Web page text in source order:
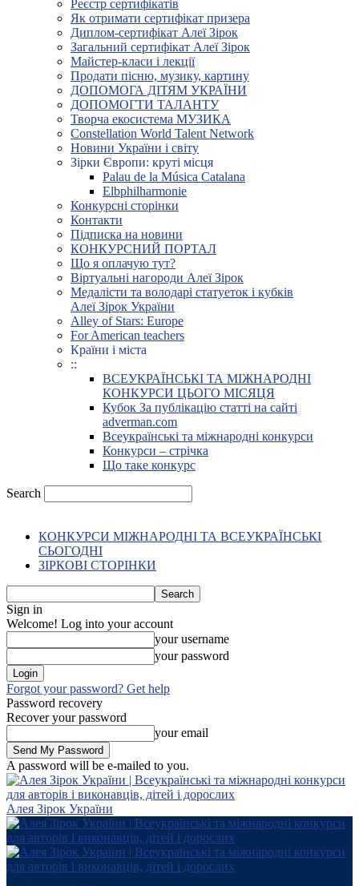
Реєстр сертифікатів
Як отримати сертифікат призера
Диплом-сертифікат Алеї Зірок
Загальний сертифікат Алеї Зірок
Майстер-класи і лекції
Продати пісню, музику, картину
ДОПОМОГА ДІТЯМ УКРАЇНИ
ДОПОМОГТИ ТАЛАНТУ
Творча екосистема МУЗИКА
Constellation World Talent Network
Новини України і світу
Зірки Європи: круті місця
Palau de la Música Catalana
Elbphilharmonie
Конкурсні сторінки
Контакти
Підписка на новини
КОНКУРСНИЙ ПОРТАЛ
Що я оплачую тут?
Віртуальні нагороди Алеї Зірок
Медалісти та володарі статуеток і кубків
Алеї Зірок України
Alley of Stars: Europe
For American teachers
Країни і міста
::
ВСЕУКРАЇНСЬКІ ТА МІЖНАРОДНІ
КОНКУРСИ ЦЬОГО МІСЯЦЯ
Кубок За публікацію статті на сайті
adverman.com
Всеукраїнські та міжнародні конкурси
Конкурси – стрічка
Що таке конкурс
Search
КОНКУРСИ МІЖНАРОДНІ ТА ВСЕУКРАЇНСЬКІ
СЬОГОДНІ
ЗІРКОВІ СТОРІНКИ
Sign in
Welcome! Log into your account
your username
your password
Forgot your password? Get help
Password recovery
Recover your password
your email
A password will be e-mailed to you.
Алея Зірок України